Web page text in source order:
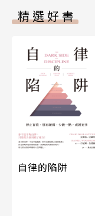
精選好書
自律的陷阱